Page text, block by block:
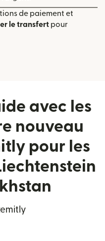
de paiement et
le transfert pour
avec les
nouveau
pour les